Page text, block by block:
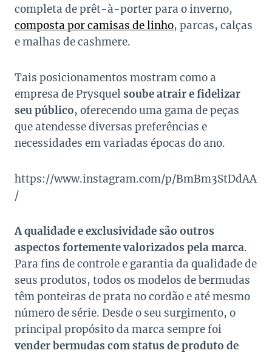
completa de prêt-à-porter para o inverno,
composta por camisas de linho, parcas, calças
e malhas de cashmere.
Tais posicionamentos mostram como a
empresa de Prysquelsoube atrair e fidelizar
seu público, oferecendo uma gama de peças
que atendesse diversas preferências e
necessidades em variadas épocas do ano.
https://www.instagram.com/p/BmBm3StDdAA
/
A qualidade e exclusividade são outros
aspectos fortemente valorizados pela marca.
Para fins de controle e garantia da qualidade de
seus produtos, todos os modelos de bermudas
têm ponteiras de prata no cordão e até mesmo
número de série. Desde o seu surgimento, o
principal propósito da marca sempre foi
vender bermudas com status de produto de